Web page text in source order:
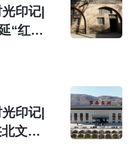
印记|
“红色
印记|
文旅